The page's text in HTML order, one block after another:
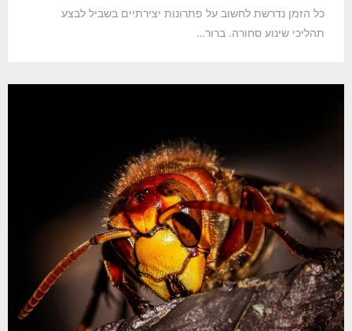
כל הזמן נדרשת לחשוב על פתרונות יצירתיים בשביל לבצע
תהליכי שינוע סחורה. ברור…